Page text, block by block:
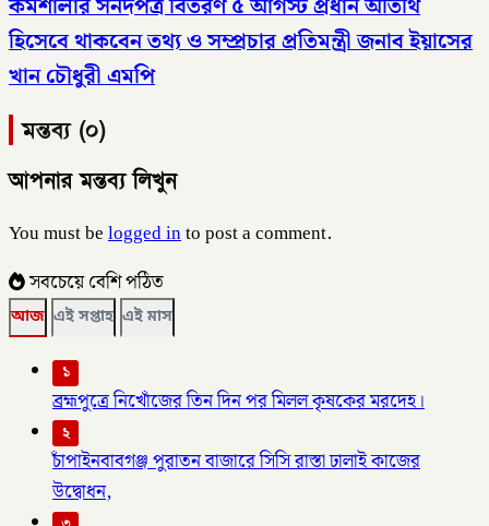
হিসেবে থাকবেন তথ্য ও সম্প্রচার প্রতিমন্ত্রী জনাব ইয়াসের
খান চৌধুরী এমপি
মন্তব্য (০)
আপনার মন্তব্য লিখুন
You must belogged into post a comment.
সবচেয়ে বেশি পঠিত
আজ এই সপ্তাহ এই মাস
১
ব্রহ্মপুত্রে নিখোঁজের তিন দিন পর মিলল কৃষকের মরদেহ।
২
চাঁপাইনবাবগঞ্জ পুরাতন বাজারে সিসি রাস্তা ঢালাই কাজের
উদ্বোধন,